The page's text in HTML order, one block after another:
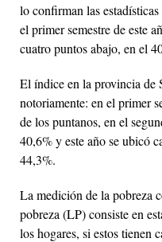
lo confirman las
el primer semestre de este
cuatro puntos abajo, en el
El índice en la provincia de
notoriamente: en el primer
de los puntanos, en el
40,6% y este año se ubicó
44,3%.
La medición de la pobreza
pobreza (LP) consiste en
los hogares, si estos tienen